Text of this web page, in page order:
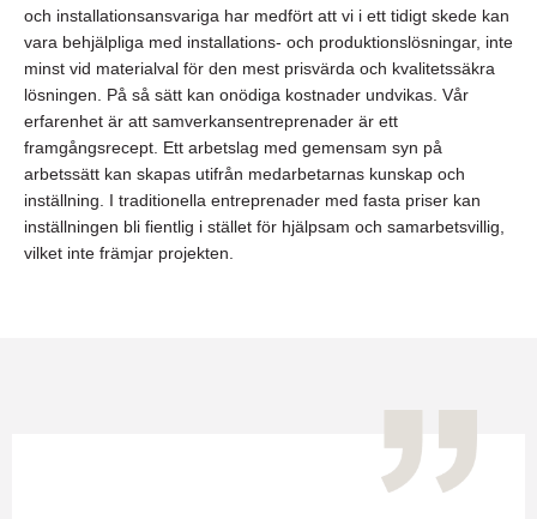
och installationsansvariga har medfört att vi i ett tidigt skede kan
vara behjälpliga med installations- och produktionslösningar, inte
minst vid materialval för den mest prisvärda och kvalitetssäkra
lösningen. På så sätt kan onödiga kostnader undvikas. Vår
erfarenhet är att samverkansentreprenader är ett
framgångsrecept. Ett arbetslag med gemensam syn på
arbetssätt kan skapas utifrån medarbetarnas kunskap och
inställning. I traditionella entreprenader med fasta priser kan
inställningen bli fientlig i stället för hjälpsam och samarbetsvillig,
vilket inte främjar projekten.